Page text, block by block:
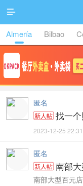

Almería Bilbao
匿名
新人帖 找一
2023-12-25 22:31
匿名
新人帖 南部
南部大型百元